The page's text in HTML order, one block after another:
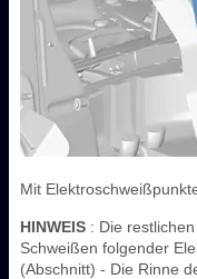
Mit
HINWEIS : Die
Schweißen folgender
(Abschnitt) - Die Rinne